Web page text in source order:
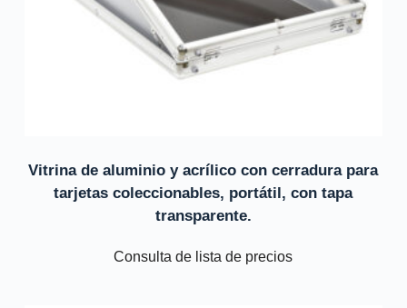
Vitrina de aluminio y acrílico con cerradura para
tarjetas coleccionables, portátil, con tapa
transparente.
Consulta de lista de precios